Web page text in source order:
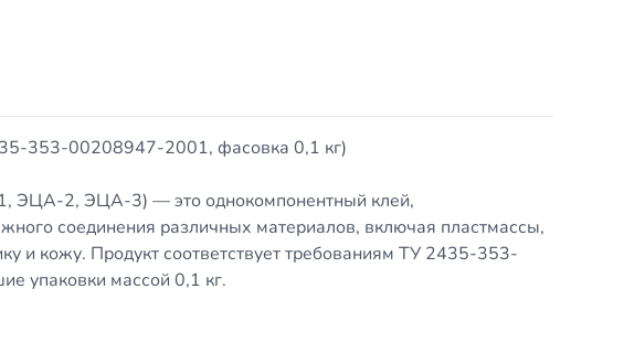
353-00208947-2001, фасовка 0,1 кг)
ЭЦА-2, ЭЦА-3) — это однокомпонентный клей,
соединения различных материалов, включая пластмассы,
и кожу. Продукт соответствует требованиям ТУ 2435-353-
упаковки массой 0,1 кг.